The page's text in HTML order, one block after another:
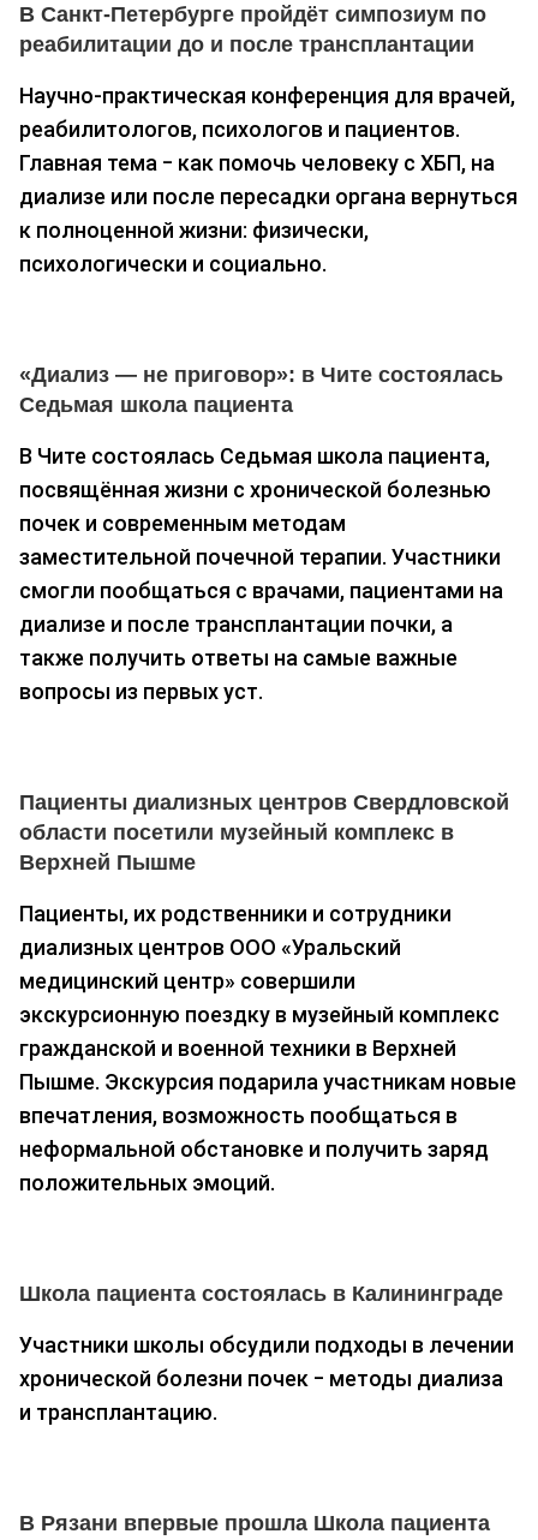
В Санкт-Петербурге пройдёт симпозиум по
реабилитации до и после трансплантации
Научно-практическая конференция для врачей,
реабилитологов, психологов и пациентов.
Главная тема ‒ как помочь человеку с ХБП, на
диализе или после пересадки органа вернуться
к полноценной жизни: физически,
психологически и социально.
«Диализ — не приговор»: в Чите состоялась
Седьмая школа пациента
В Чите состоялась Седьмая школа пациента,
посвящённая жизни с хронической болезнью
почек и современным методам
заместительной почечной терапии. Участники
смогли пообщаться с врачами, пациентами на
диализе и после трансплантации почки, а
также получить ответы на самые важные
вопросы из первых уст.
Пациенты диализных центров Свердловской
области посетили музейный комплекс в
Верхней Пышме
Пациенты, их родственники и сотрудники
диализных центров ООО «Уральский
медицинский центр» совершили
экскурсионную поездку в музейный комплекс
гражданской и военной техники в Верхней
Пышме. Экскурсия подарила участникам новые
впечатления, возможность пообщаться в
неформальной обстановке и получить заряд
положительных эмоций.
Школа пациента состоялась в Калининграде
Участники школы обсудили подходы в лечении
хронической болезни почек ‒ методы диализа
и трансплантацию.
В Рязани впервые прошла Школа пациента